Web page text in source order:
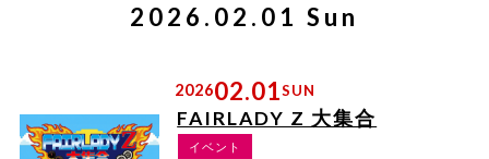
2026.02.01 Sun
202602.01SUN
FAIRLADY Z 大集合
イベント